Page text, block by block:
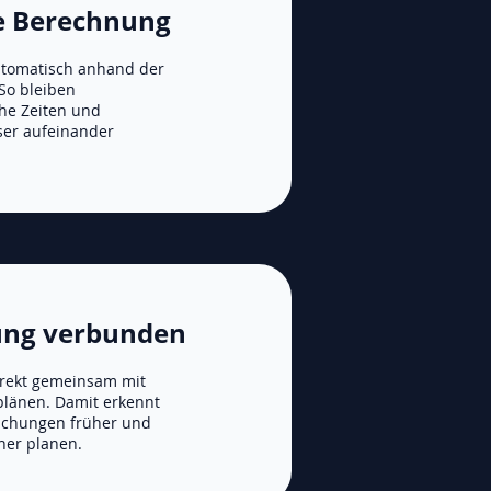
anhand der
bleiben
Zeiten und
aufeinander
verbunden
gemeinsam mit
Damit erkennt
früher und
planen.